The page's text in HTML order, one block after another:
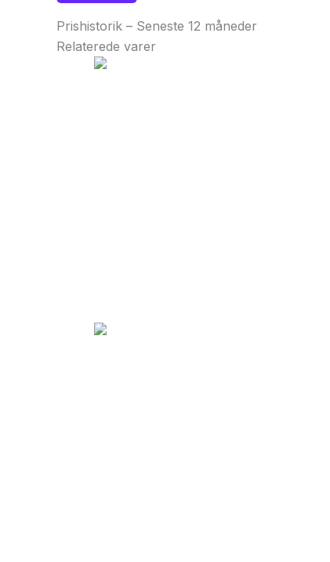
Prishistorik – Seneste 12 måneder
Relaterede varer